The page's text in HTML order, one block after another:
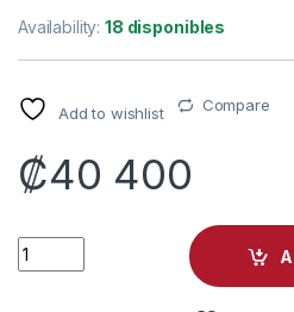
Availability:18 disponibles
Add to wishlist Compare
₡40 400
UPS CDP LISMART-855 500VA